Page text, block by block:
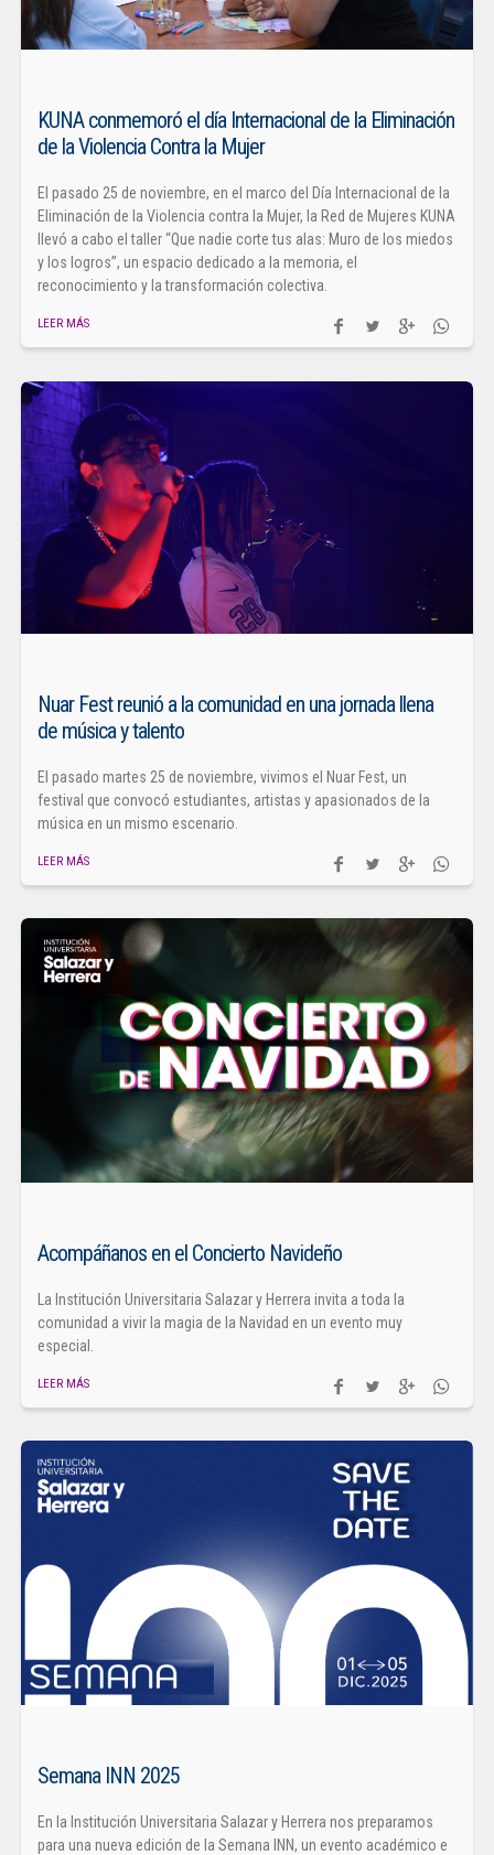
KUNA conmemoró el día Internacional de la Eliminación
de la Violencia Contra la Mujer
El pasado 25 de noviembre, en el marco del Día Internacional de la
Eliminación de la Violencia contra la Mujer, la Red de Mujeres KUNA
llevó a cabo el taller “Que nadie corte tus alas: Muro de los miedos
y los logros”, un espacio dedicado a la memoria, el
reconocimiento y la transformación colectiva.
LEER MÁS
Nuar Fest reunió a la comunidad en una jornada llena
de música y talento
El pasado martes 25 de noviembre, vivimos el Nuar Fest, un
festival que convocó estudiantes, artistas y apasionados de la
música en un mismo escenario.
LEER MÁS
Acompáñanos en el Concierto Navideño
La Institución Universitaria Salazar y Herrera invita a toda la
comunidad a vivir la magia de la Navidad en un evento muy
especial.
LEER MÁS
Semana INN 2025
En la Institución Universitaria Salazar y Herrera nos preparamos
para una nueva edición de la Semana INN, un evento académico e